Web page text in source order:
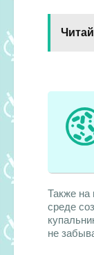
Также на
среде
не